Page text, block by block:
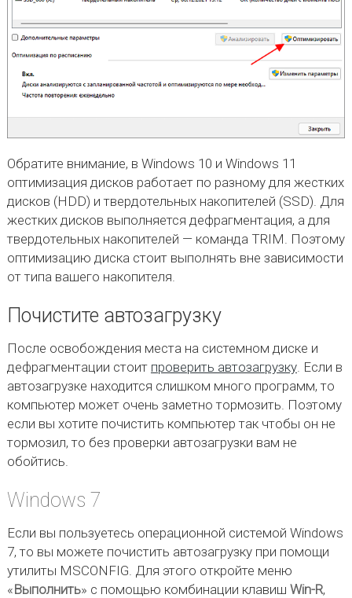
Обратите внимание, в Windows 10 и Windows 11
оптимизация дисков работает по разному для жестких
дисков (HDD) и твердотельных накопителей (SSD). Для
жестких дисков выполняется дефрагментация, а для
твердотельных накопителей — команда TRIM. Поэтому
оптимизацию диска стоит выполнять вне зависимости
от типа вашего накопителя.
Почистите автозагрузку
После освобождения места на системном диске и
дефрагментации стоит проверить автозагрузку. Если в
автозагрузке находится слишком много программ, то
компьютер может очень заметно тормозить. Поэтому
если вы хотите почистить компьютер так чтобы он не
тормозил, то без проверки автозагрузки вам не
обойтись.
Windows 7
Если вы пользуетесь операционной системой Windows
7, то вы можете почистить автозагрузку при помощи
утилиты MSCONFIG. Для этого откройте меню
«Выполнить» с помощью комбинации клавиш Win-R,